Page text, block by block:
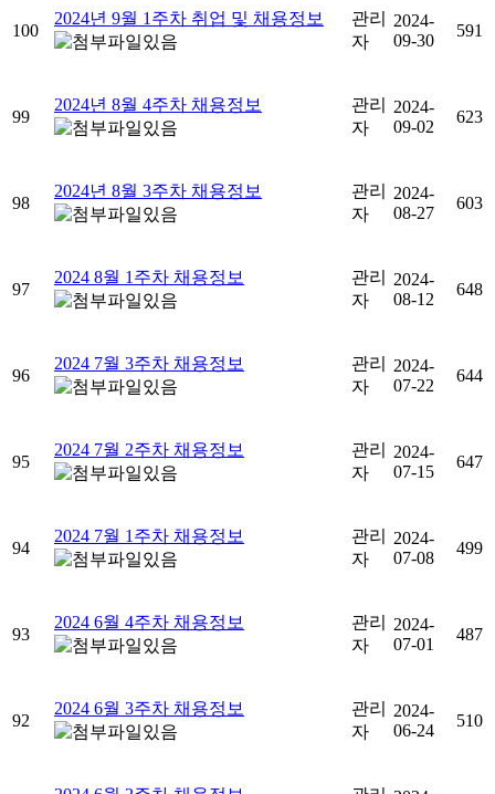
100
2024년 9월 1주차 취업 및 채용정보
관리
자
2024-
09-30
591
99
2024년 8월 4주차 채용정보
관리
자
2024-
09-02
623
98
2024년 8월 3주차 채용정보
관리
자
2024-
08-27
603
97
2024 8월 1주차 채용정보
관리
자
2024-
08-12
648
96
2024 7월 3주차 채용정보
관리
자
2024-
07-22
644
95
2024 7월 2주차 채용정보
관리
자
2024-
07-15
647
94
2024 7월 1주차 채용정보
관리
자
2024-
07-08
499
93
2024 6월 4주차 채용정보
관리
자
2024-
07-01
487
92
2024 6월 3주차 채용정보
관리
자
2024-
06-24
510